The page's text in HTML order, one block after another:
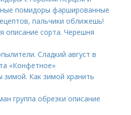
помидоры фаршированные
пальчики оближешь!
описание сорта. Черешня
Сладкий август в
«Конфетное»
зимой. Как зимой хранить
группа обрезки описание